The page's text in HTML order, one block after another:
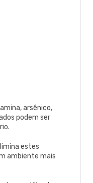
arsênico,
podem ser
estes
ambiente mais